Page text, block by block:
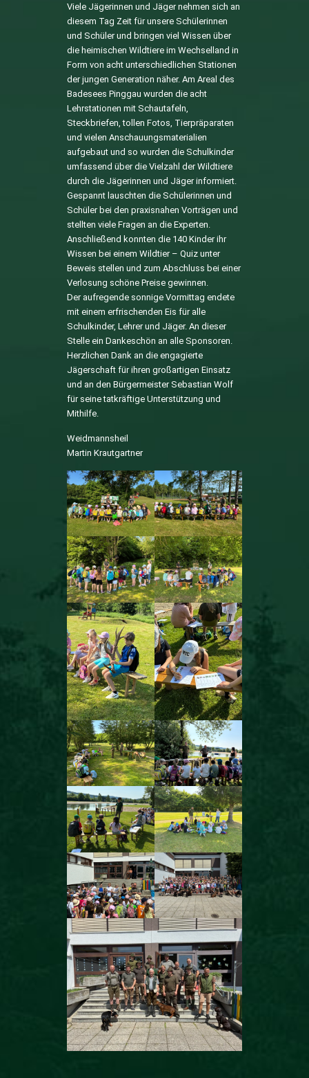
Viele Jägerinnen und Jäger nehmen sich an
diesem Tag Zeit für unsere Schülerinnen
und Schüler und bringen viel Wissen über
die heimischen Wildtiere im Wechselland in
Form von acht unterschiedlichen Stationen
der jungen Generation näher. Am Areal des
Badesees Pinggau wurden die acht
Lehrstationen mit Schautafeln,
Steckbriefen, tollen Fotos, Tierpräparaten
und vielen Anschauungsmaterialien
aufgebaut und so wurden die Schulkinder
umfassend über die Vielzahl der Wildtiere
durch die Jägerinnen und Jäger informiert.
Gespannt lauschten die Schülerinnen und
Schüler bei den praxisnahen Vorträgen und
stellten viele Fragen an die Experten.
Anschließend konnten die 140 Kinder ihr
Wissen bei einem Wildtier – Quiz unter
Beweis stellen und zum Abschluss bei einer
Verlosung schöne Preise gewinnen.
Der aufregende sonnige Vormittag endete
mit einem erfrischenden Eis für alle
Schulkinder, Lehrer und Jäger. An dieser
Stelle ein Dankeschön an alle Sponsoren.
Herzlichen Dank an die engagierte
Jägerschaft für ihren großartigen Einsatz
und an den Bürgermeister Sebastian Wolf
für seine tatkräftige Unterstützung und
Mithilfe.
Weidmannsheil
Martin Krautgartner